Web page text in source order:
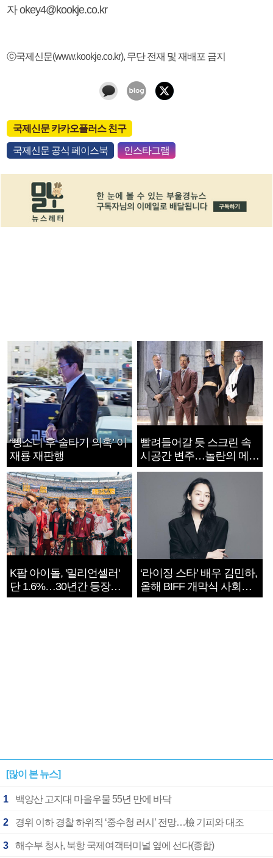
자 okey4@kookje.co.kr
ⓒ국제신문(www.kookje.co.kr), 무단 전재 및 재배포 금지
국제신문 카카오플러스 친구
국제신문 공식 페이스북 인스타그램
‘뺑소니 후 술타기 의혹’ 이
재룡 재판행
빨려들어갈 듯 스크린 속
시공간 변주…놀란의 메시
지는 ‘전쟁 속죄’
K팝 아이돌, '밀리언셀러'
단 1.6%…30년간 등장
1182개팀 전수조사
‘라이징 스타’ 배우 김민하,
올해 BIFF 개막식 사회자
확정
[많이 본 뉴스]
1 백양산 고지대 마을우물 55년 만에 바닥
2 경위 이하 경찰 하위직 ‘중수청 러시’ 전망…檢 기피와 대조
3 해수부 청사, 북항 국제여객터미널 옆에 선다(종합)